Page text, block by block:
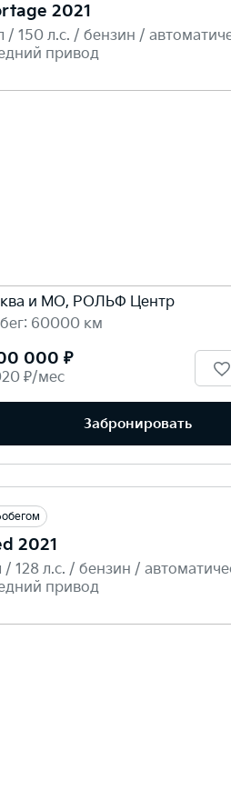
2021
/ 150 л.c. / бензин /
привод
и МО, РОЛЬФ Центр
60000 км
000 ₽
₽/мес
Забронировать
2021
/ 128 л.c. / бензин /
привод